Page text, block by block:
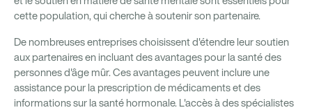
cette population, qui cherche à soutenir son partenaire.
De nombreuses entreprises choisissent d'étendre leur soutien
aux partenaires en incluant des avantages pour la santé des
personnes d'âge mûr. Ces avantages peuvent inclure une
assistance pour la prescription de médicaments et des
informations sur la santé hormonale. L'accès à des spécialistes